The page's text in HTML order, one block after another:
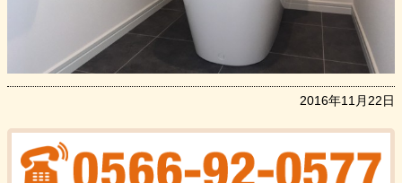
2016年11月22日